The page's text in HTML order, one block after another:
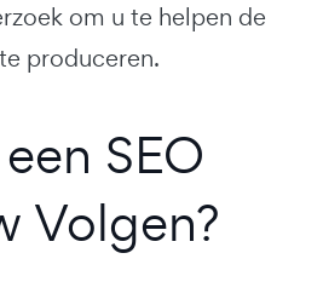
om u te helpen de
produceren.
SEO
Volgen?